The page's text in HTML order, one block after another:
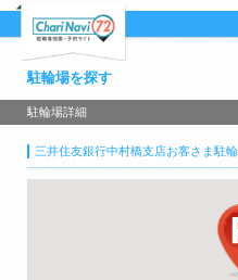
駐輪場を探す
駐輪場詳細
三井住友銀行中村橋支店お客さま駐